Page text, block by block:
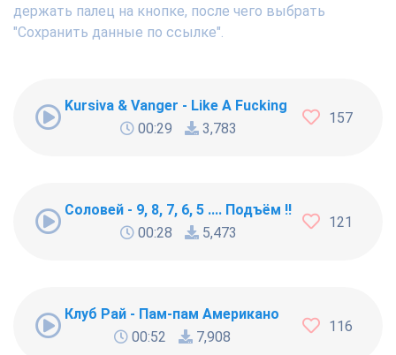
держать палец на кнопке, после чего выбрать
"Сохранить данные по ссылке".
Kursiva & Vanger - Like A Fucking Newbie
00:29
3,783
157
Соловей - 9, 8, 7, 6, 5 .... Подъём !!!
00:28
5,473
121
Клуб Рай - Пам-пам Американо
00:52
7,908
116